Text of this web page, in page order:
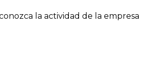
la actividad de la empresa